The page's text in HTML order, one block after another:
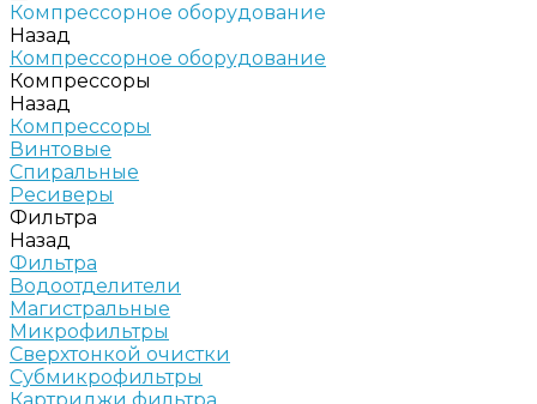
Компрессорное оборудование
Назад
Компрессорное оборудование
Компрессоры
Назад
Компрессоры
Винтовые
Спиральные
Ресиверы
Фильтра
Назад
Фильтра
Водоотделители
Магистральные
Микрофильтры
Сверхтонкой очистки
Субмикрофильтры